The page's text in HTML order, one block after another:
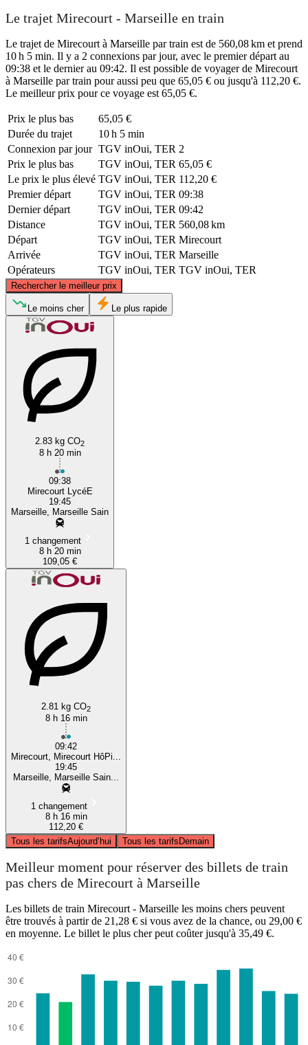
Le trajet Mirecourt - Marseille en train
Le trajet de Mirecourt à Marseille par train est de 560,08 km et prend
10 h 5 min. Il y a 2 connexions par jour, avec le premier départ au
09:38 et le dernier au 09:42. Il est possible de voyager de Mirecourt
à Marseille par train pour aussi peu que 65,05 € ou jusqu'à 112,20 €.
Le meilleur prix pour ce voyage est 65,05 €.
Prix ​​le plus bas
65,05 €
Durée du trajet
10 h 5 min
Connexion par jour TGV inOui, TER 2
Prix ​​le plus bas
TGV inOui, TER 65,05 €
Le prix le plus élevé TGV inOui, TER 112,20 €
Premier départ
TGV inOui, TER 09:38
Dernier départ
TGV inOui, TER 09:42
Distance
TGV inOui, TER 560,08 km
Départ
TGV inOui, TER Mirecourt
Arrivée
TGV inOui, TER Marseille
Opérateurs
TGV inOui, TER TGV inOui, TER
Rechercher le meilleur prix
Mirecourt
©CARTO, © OpenStreetMapcontributors
Le moins cher Le plus rapide
2.83 kg CO2
8 h 20 min
09:38
Mirecourt LycéE
19:45
Marseille, Marseille Sain
1 changement
8 h 20 min
109,05 €
2.81 kg CO2
8 h 16 min
09:42
Mirecourt, Mirecourt HôPi...
19:45
Marseille, Marseille Sain...
1 changement
8 h 16 min
112,20 €
Tous les tarifsAujourd’hui Tous les tarifsDemain
Meilleur moment pour réserver des billets de train
pas chers de Mirecourt à Marseille
Les billets de train Mirecourt - Marseille les moins chers peuvent
être trouvés à partir de 21,28 € si vous avez de la chance, ou 29,00 €
en moyenne. Le billet le plus cher peut coûter jusqu'à 35,49 €.